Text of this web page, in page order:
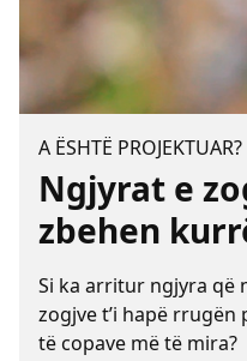
A ËSHTË PROJEKTUAR?
Ngjyrat e
zbehen
Si ka arritur ngjyra që
zogjve t’i hapë
të copave më të mira?